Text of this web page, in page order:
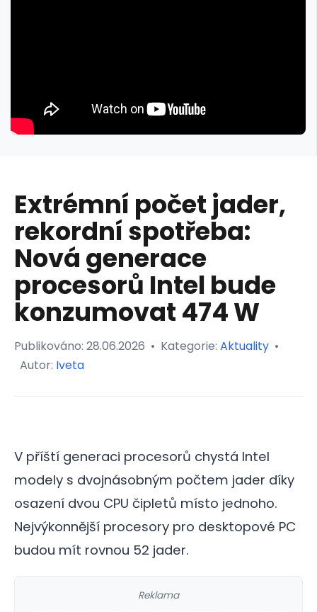
Extrémní počet jader,
rekordní spotřeba:
Nová generace
procesorů Intel bude
konzumovat 474 W
Publikováno: 28.06.2026 • Kategorie: Aktuality •
Autor: Iveta
V příští generaci procesorů chystá Intel
modely s dvojnásobným počtem jader díky
osazení dvou CPU čipletů místo jednoho.
Nejvýkonnější procesory pro desktopové PC
budou mít rovnou 52 jader.
Reklama